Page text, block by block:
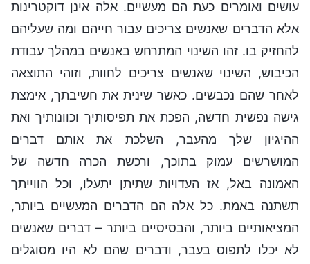
עושים ואומרים כעת הם מעשיים. אלה אינן דוקטרינות
אלא הדברים שאנשים צריכים עבור חייהם ומה שעליהם
להחזיק בו. זהו השינוי המתרחש באנשים במהלך עבודת
הכיבוש, השינוי שאנשים צריכים לחוות, וזוהי התוצאה
לאחר שהם נכבשים. כאשר שינית את חשיבתך, אימצת
גישה נפשית חדשה, הפכת את תפיסותיך וכוונותיך ואת
ההיגיון שלך מהעבר, השלכת את אותם דברים
המושרשים עמוק בתוכך, ורכשת הכרה חדשה של
האמונה באל, אז העדויות שתיתן יתעלו, וכל הווייתך
תשתנה באמת. כל אלה הם הדברים המעשיים ביותר,
המציאותיים ביותר, והבסיסיים ביותר – דברים שאנשים
לא יכלו לתפוס בעבר, ודברים שהם לא היו מסוגלים